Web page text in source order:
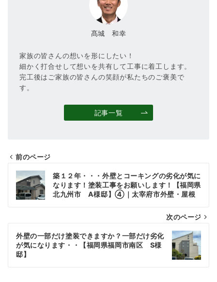
髙城 和幸
家族の皆さんの想いを形にしたい！
細かく打合せして想いを共有して工事に着工します。
完工後はご家族の皆さんの笑顔が私たちのご褒美で
す。
記事一覧
投
稿
ナ
ビ
ゲ
ー
シ
前のページ
築１２年・・・外壁とコーキングの劣化が気に
なります！塗装工事をお願いします！【福岡県
北九州市 A様邸】④｜太宰府市外壁・屋根
次のページ
外壁の一部だけ塗装できますか？一部だけ劣化
が気になります・・【福岡県福岡市南区 S様
邸】